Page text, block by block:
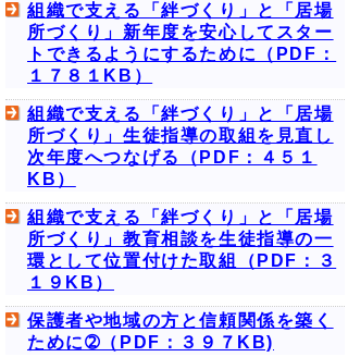
組織で支える「絆づくり」と「居場
所づくり」新年度を安心してスター
トできるようにするために（PDF：
１７８１KB）
組織で支える「絆づくり」と「居場
所づくり」生徒指導の取組を見直し
次年度へつなげる（PDF：４５１
KB）
組織で支える「絆づくり」と「居場
所づくり」教育相談を生徒指導の一
環として位置付けた取組（PDF：３
１９KB）
保護者や地域の方と信頼関係を築く
ために➁（PDF：３９７KB)